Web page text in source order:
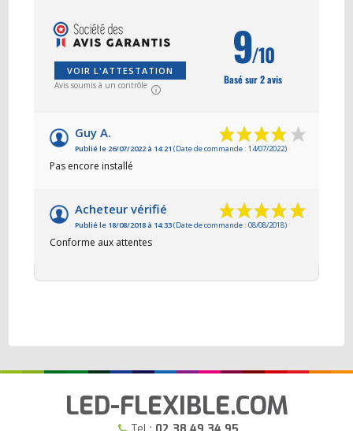
VOIR L'ATTESTATION
Avis soumis à un contrôle
9/10
Basé sur 2 avis
Guy A.
Publié le 26/07/2022 à 14:21 (Date de commande : 14/07/2022)
Pas encore installé
Acheteur vérifié
Publié le 18/08/2018 à 14:33(Date de commande : 08/08/2018)
Conforme aux attentes
LED-FLEXIBLE.COM